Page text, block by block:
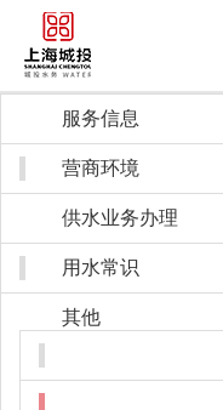
关于我们
新闻中心
采购招标
招贤纳士
信息公开
服务信息
营商环境
供水业务办理
用水常识
其他